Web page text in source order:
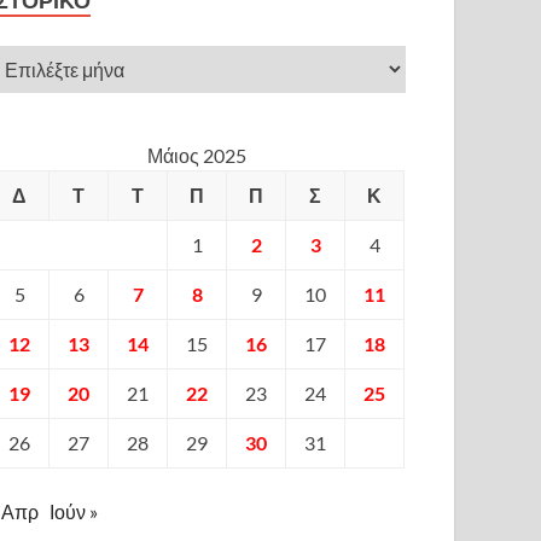
Μάιος 2025
Δ
Τ Τ Π Π Σ Κ
1 2 3 4
5 6 7 8 9 10 11
12 13 14 15 16 17 18
19 20 21 22 23 24 25
26 27 28 29 30 31
Απρ Ιούν »